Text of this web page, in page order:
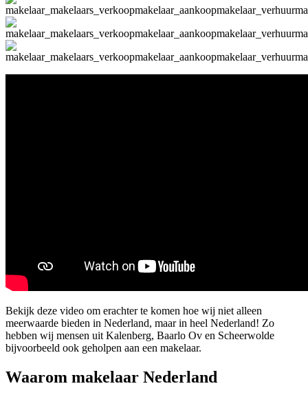
Bekijk deze video om erachter te komen hoe wij niet alleen
meerwaarde bieden in Nederland, maar in heel Nederland! Zo
hebben wij mensen uit Kalenberg, Baarlo Ov en Scheerwolde
bijvoorbeeld ook geholpen aan een makelaar.
Waarom makelaar Nederland